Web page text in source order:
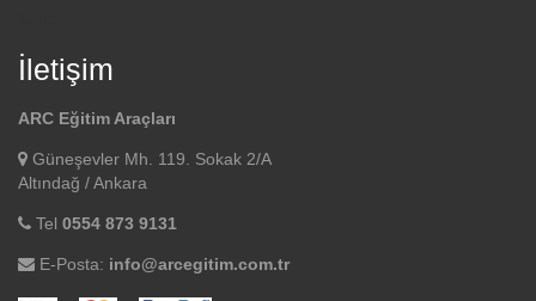
İletişim
ARC Eğitim Araçları
Güneşevler Mh. 119. Sokak 2/A
Altındağ / Ankara
Tel 0554 873 9131
E-Posta: info@arcegitim.com.tr